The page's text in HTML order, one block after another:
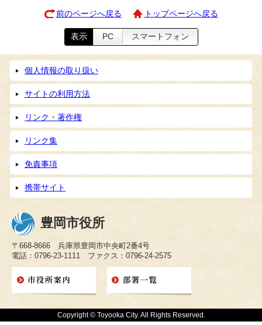
前のページへ戻る トップページへ戻る
表示 PC スマートフォン
個人情報の取り扱い
サイトの利用方法
リンク・著作権
リンク集
免責事項
携帯サイト
豊岡市役所
〒668-8666 兵庫県豊岡市中央町2番4号
電話：0796-23-1111 ファクス：0796-24-2575
Copyright © Toyooka City. All Rights Reserved.